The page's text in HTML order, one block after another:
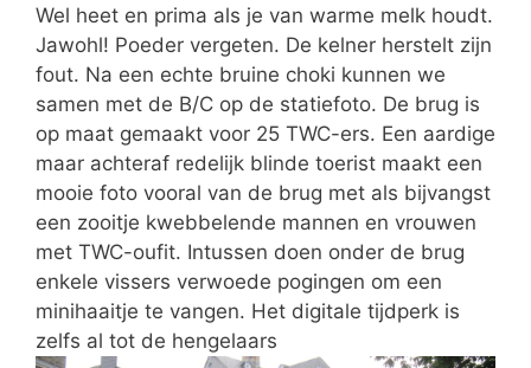
Wel heet en prima als je van warme melk houdt.
Jawohl! Poeder vergeten. De kelner herstelt zijn
fout. Na een echte bruine choki kunnen we
samen met de B/C op de statiefoto. De brug is
op maat gemaakt voor 25 TWC-ers. Een aardige
maar achteraf redelijk blinde toerist maakt een
mooie foto vooral van de brug met als bijvangst
een zooitje kwebbelende mannen en vrouwen
met TWC-oufit. Intussen doen onder de brug
enkele vissers verwoede pogingen om een
minihaaitje te vangen. Het digitale tijdperk is
zelfs al tot de hengelaars